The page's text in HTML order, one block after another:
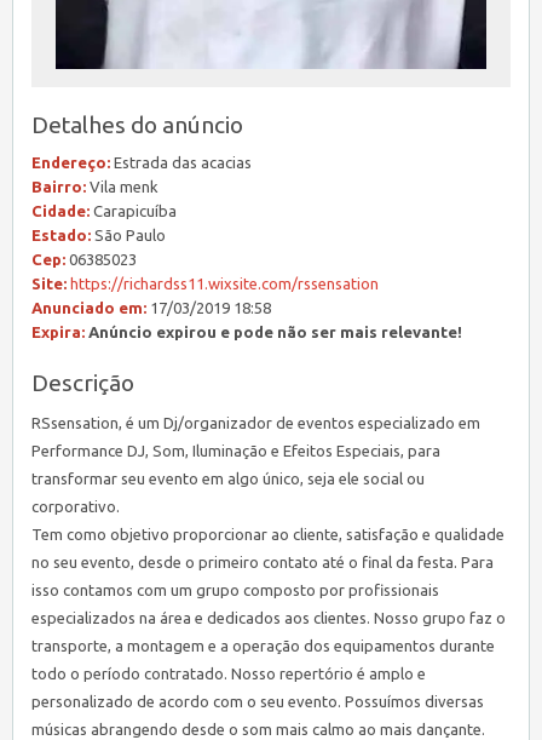
Detalhes do anúncio
Endereço: Estrada das acacias
Bairro: Vila menk
Cidade: Carapicuíba
Estado: São Paulo
Cep: 06385023
Site: https://richardss11.wixsite.com/rssensation
Anunciado em: 17/03/2019 18:58
Expira: Anúncio expirou e pode não ser mais relevante!
Descrição
RSsensation, é um Dj/organizador de eventos especializado em
Performance DJ, Som, Iluminação e Efeitos Especiais, para
transformar seu evento em algo único, seja ele social ou
corporativo.
Tem como objetivo proporcionar ao cliente, satisfação e qualidade
no seu evento, desde o primeiro contato até o final da festa. Para
isso contamos com um grupo composto por profissionais
especializados na área e dedicados aos clientes. Nosso grupo faz o
transporte, a montagem e a operação dos equipamentos durante
todo o período contratado. Nosso repertório é amplo e
personalizado de acordo com o seu evento. Possuímos diversas
músicas abrangendo desde o som mais calmo ao mais dançante.